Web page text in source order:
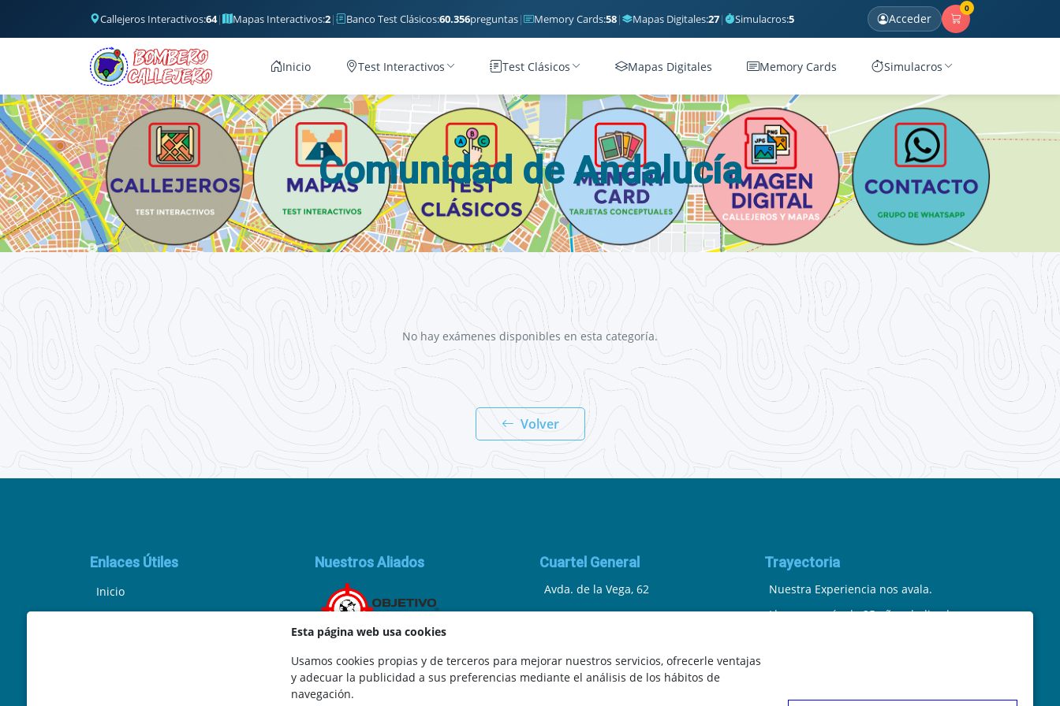
Callejeros Interactivos:64| Mapas Interactivos:2| Banco Test Clásicos:60.356preguntas| Memory Cards:58| Mapas Digitales:27| Simulacros:5 Acceder
0
Inicio Test Interactivos Test Clásicos Mapas Digitales Memory Cards Simulacros
Comunidad de Andalucía
No hay exámenes disponibles en esta categoría.
Volver
Esta página web usa cookies
Usamos cookies propias y de terceros para mejorar nuestros servicios, ofrecerle ventajas
y adecuar la publicidad a sus preferencias mediante el análisis de los hábitos de
navegación.
Enlaces Útiles
Inicio
Nuestros Aliados Cuartel General
Avda. de la Vega, 62
España
Trayectoria
Nuestra Experiencia nos avala.
Llevamos más de 25 años dedicados